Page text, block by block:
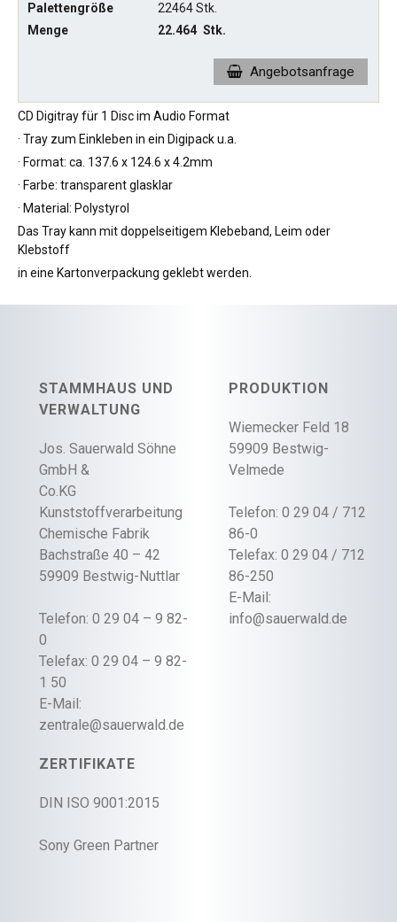
Palettengröße
22464 Stk.
Menge
22.464 Stk.
Angebotsanfrage
CD Digitray für 1 Disc im Audio Format
· Tray zum Einkleben in ein Digipack u.a.
· Format: ca. 137.6 x 124.6 x 4.2mm
· Farbe: transparent glasklar
· Material: Polystyrol
Das Tray kann mit doppelseitigem Klebeband, Leim oder
Klebstoff
in eine Kartonverpackung geklebt werden.
STAMMHAUS UND
VERWALTUNG
Jos. Sauerwald Söhne
GmbH &
Co.KG
Kunststoffverarbeitung
Chemische Fabrik
Bachstraße 40 – 42
59909 Bestwig-Nuttlar
Telefon: 0 29 04 – 9 82-
0
Telefax: 0 29 04 – 9 82-
1 50
E-Mail:
zentrale@sauerwald.de
PRODUKTION
Wiemecker Feld 18
59909 Bestwig-
Velmede
Telefon: 0 29 04 / 712
86-0
Telefax: 0 29 04 / 712
86-250
E-Mail:
info@sauerwald.de
ZERTIFIKATE
DIN ISO 9001:2015
Sony Green Partner